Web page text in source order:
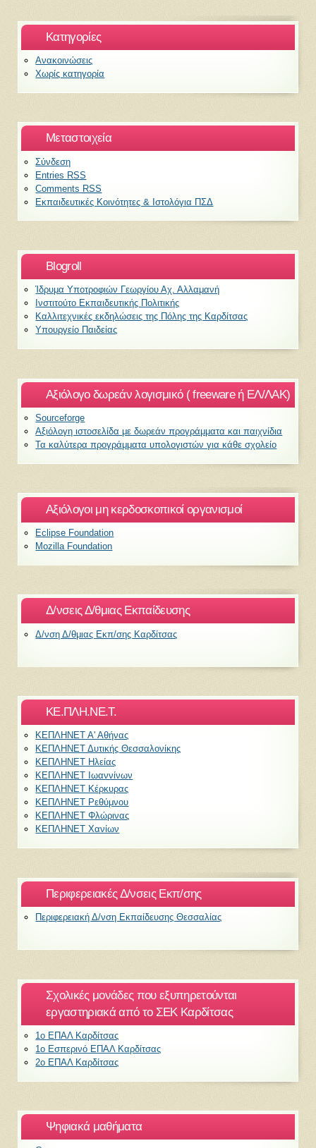
Kατηγορίες
Ανακοινώσεις
Χωρίς κατηγορία
Μεταστοιχεία
Σύνδεση
Entries RSS
Comments RSS
Εκπαιδευτικές Κοινότητες & Ιστολόγια ΠΣΔ
Blogroll
Ίδρυμα Υποτροφιών Γεωργίου Αχ. Αλλαμανή
Ινστιτούτο Εκπαιδευτικής Πολιτικής
Καλλιτεχνικές εκδηλώσεις της Πόλης της Καρδίτσας
Υπουργείο Παιδείας
Αξιόλογο δωρεάν λογισμικό ( freeware ή ΕΛ/ΛΑΚ)
Sourceforge
Αξιόλογη ιστοσελίδα με δωρεάν προγράμματα και παιχνίδια
Τα καλύτερα προγράμματα υπολογιστών για κάθε σχολείο
Αξιόλογοι μη κερδοσκοπικοί οργανισμοί
Eclipse Foundation
Mozilla Foundation
Δ/νσεις Δ/θμιας Εκπαίδευσης
Δ/νση Δ/θμιας Εκπ/σης Καρδίτσας
ΚΕ.ΠΛΗ.ΝΕ.Τ.
ΚΕΠΛΗΝΕΤ Α' Αθήνας
ΚΕΠΛΗΝΕΤ Δυτικής Θεσσαλονίκης
ΚΕΠΛΗΝΕΤ Ηλείας
ΚΕΠΛΗΝΕΤ Ιωαννίνων
ΚΕΠΛΗΝΕΤ Κέρκυρας
ΚΕΠΛΗΝΕΤ Ρεθύμνου
ΚΕΠΛΗΝΕΤ Φλώρινας
ΚΕΠΛΗΝΕΤ Χανίων
Περιφερειακές Δ/νσεις Εκπ/σης
Περιφερειακή Δ/νση Εκπαίδευσης Θεσσαλίας
Σχολικές μονάδες που εξυπηρετούνται
εργαστηριακά από το ΣΕΚ Καρδίτσας
1ο ΕΠΑΛ Καρδίτσας
1ο Εσπερινό ΕΠΑΛ Καρδίτσας
2ο ΕΠΑΛ Καρδίτσας
Ψηφιακά μαθήματα